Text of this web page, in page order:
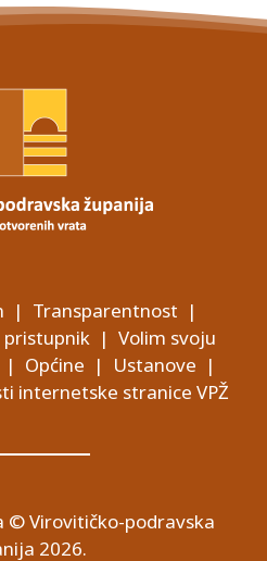
| Transparentnost |
pristupnik| Volim svoju
| Općine | Ustanove |
internetske stranice VPŽ
© Virovitičko-podravska
2026.